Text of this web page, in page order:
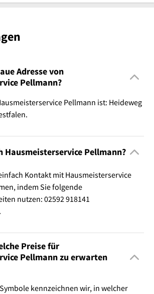
Adresse von
Pellmann?
Pellmann ist: Heideweg
Hausmeisterservice Pellmann?
Kontakt mit Hausmeisterservice
indem Sie folgende
nutzen: 02592 918141
.
Preise für
Pellmann zu erwarten
kennzeichnen wir, in welcher